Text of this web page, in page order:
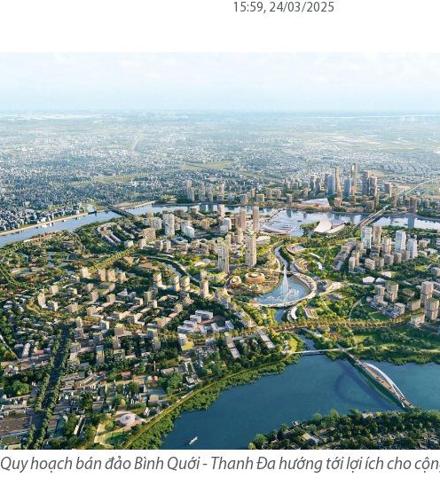
15:59, 24/03/2025
Quy hoạch bán đảo Bình Quới - Thanh Đa hướng tới lợi ích cho